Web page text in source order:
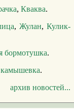
, Кваква.
, Жулан,Кулик-
бормотушка.
.
архив новостей...